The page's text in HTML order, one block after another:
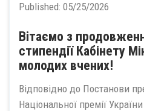
Published: 05/25/2026
Вітаємо з
стипендії Кабінету
молодих вчених!
Відповідно до Постанови
Національної премії